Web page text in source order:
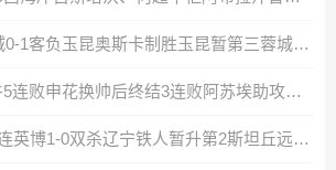
6轮不胜！蓉城0-1客负玉昆奥斯卡制胜玉昆暂第三蓉城全场1射正
申花1-0送海牛5连败申花换帅后终结3连败阿苏埃助攻徐皓阳制胜
笑傲德比！大连英博1-0双杀辽宁铁人暂升第2斯坦丘远射制胜